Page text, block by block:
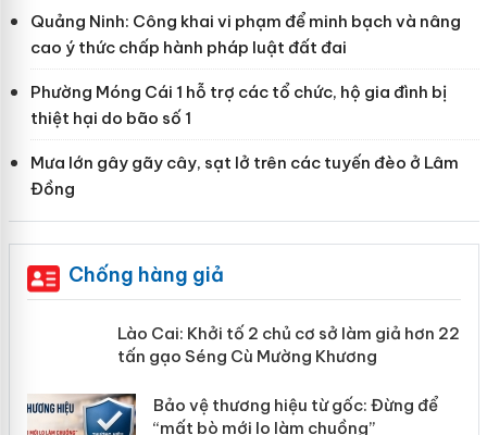
Quảng Ninh: Công khai vi phạm để minh bạch và nâng
cao ý thức chấp hành pháp luật đất đai
Phường Móng Cái 1 hỗ trợ các tổ chức, hộ gia đình bị
thiệt hại do bão số 1
Mưa lớn gây gãy cây, sạt lở trên các tuyến đèo ở Lâm
Đồng
Chống hàng giả
Lào Cai: Khởi tố 2 chủ cơ sở làm giả
hơn 22 tấn gạo Séng Cù Mường